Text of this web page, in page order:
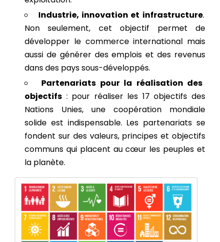
Industrie, innovation et infrastructure.
Non seulement, cet objectif permet de
développer le commerce international mais
aussi de générer des emplois et des revenus
dans des pays sous-développés.
Partenariats pour la réalisation des
objectifs : pour réaliser les 17 objectifs des
Nations Unies, une coopération mondiale
solide est indispensable. Les partenariats se
fondent sur des valeurs, principes et objectifs
communs qui placent au cœur les peuples et
la planète.